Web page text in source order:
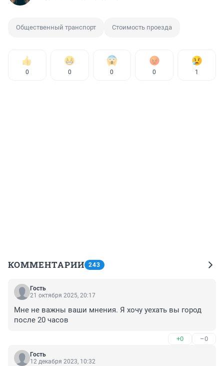
Общественный транспорт Стоимость проезда
0 0 0 0 1
КОММЕНТАРИИ 243
Гость
21 октября 2025, 20:17
Мне не важны ваши мнения. Я хочу уехать вы город
после 20 часов
+0 –0
Гость
12 декабря 2023, 10:32